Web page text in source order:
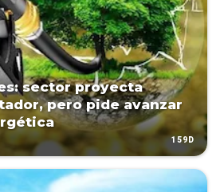
sector proyecta
pero pide avanzar
159D